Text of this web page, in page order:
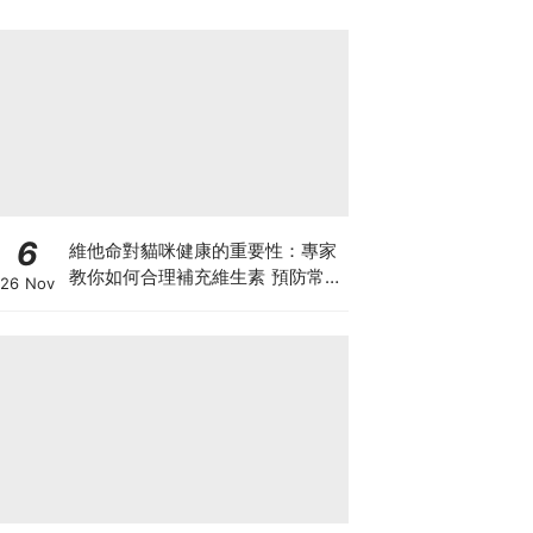
6
26 Nov
維他命對貓咪健康的重要性：專家
教你如何合理補充維生素 預防常見